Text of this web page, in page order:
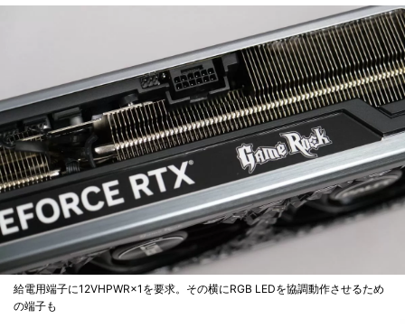
給電用端子に12VHPWR×1を要求。その横にRGB LEDを協調動作させるため
の端子も